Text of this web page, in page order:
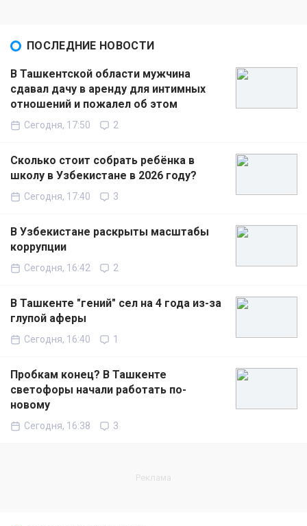
ПОСЛЕДНИЕ НОВОСТИ
В Ташкентской области мужчина
сдавал дачу в аренду для интимных
отношений и пожалел об этом
Сегодня, 17:50 2
Сколько стоит собрать ребёнка в
школу в Узбекистане в 2026 году?
Сегодня, 17:40 3
В Узбекистане раскрыты масштабы
коррупции
Сегодня, 16:42 2
В Ташкенте "гений" сел на 4 года из-за
глупой аферы
Сегодня, 16:40 1
Пробкам конец? В Ташкенте
светофоры начали работать по-
новому
Сегодня, 16:38 3